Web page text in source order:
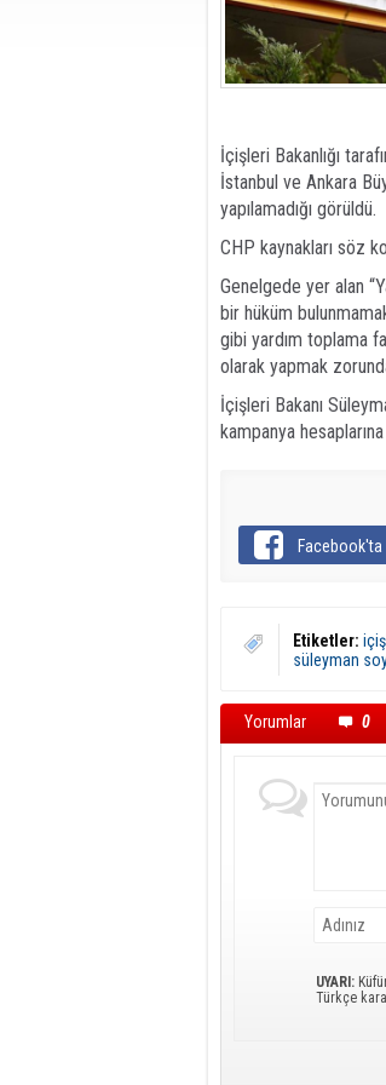
İçişleri Bakanlığı
İstanbul ve Ankara
yapılamadığı görüldü.
CHP kaynakları söz
Genelgede yer alan
bir hüküm
gibi yardım toplama
olarak yapmak
İçişleri Bakanı
kampanya
Facebook'ta
Etiketler:
süleyman
Yorumlar 0
UYARI:
Türkçe